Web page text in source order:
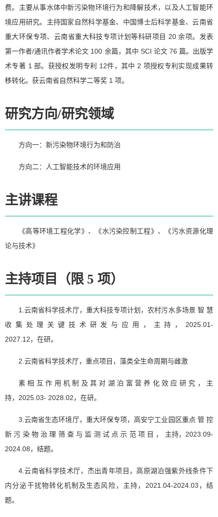
费。主要从事水体中新污染物环境行为和降解技术，以及人工智能环
境应用研究。主持国家自然科学基金、中国博士后科学基金、云南省
重大环保专项、云南省重大科技专项计划等科研项目 20 余项。发表
第一作者/通讯作者学术论文 100 余篇，其中 SCI 论文 76 篇。出版学
术专著 1 部。获授权发明专利 12件，其中 2 项授权专利实现成果转
移转化。获云南省自然科学二等奖 1 项。
研究方向/研究领域
方向一：新污染物环境行为和防治
方向二：人工智能技术的环境应用
主讲课程
《高等环境工程化学》、《水污染控制工程》、《污水资源化理
论与技术》
主持项目（限 5 项）
1.云南省科学技术厅，重大科技专项计划，农村污水多场景 智 慧
收 集 处 理 关 键 技 术 研 发 与 应 用 ， 主 持 ， 2025.01-
2027.12，在研。
2.云南省科学技术厅，重点项目，藻类全生命周期与雌激
素 相 互 作 用 机 制 及 其 对 湖 泊 富 营 养 化 效 应 研 究 ， 主
持，2025.03- 2028.02，在研。
3.云南省生态环境厅，重大环保专项，高安宁工业园区重点 管 控
新 污 染 物 治 理 筛 查 与 监 测 试 点 示 范 项 目 ， 主持，2023.09-
2024.08，结题。
4.云南省科学技术厅，杰出青年项目，高原湖泊强紫外线条件下
内分泌干扰物转化机制及生态风险，主持，2021.04-2024.03，结
题。